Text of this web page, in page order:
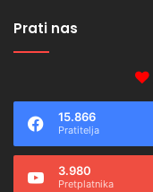
Prati nas
15.866
Pratitelja
3.980
Pretplatnika